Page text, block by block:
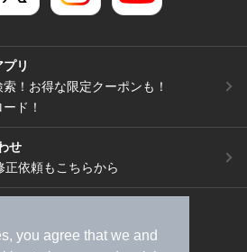
you agree that we and
リ
！お得な限定クーポンも！
ド！
せ
依頼もこちらから
料請求）
広告出稿のご案内